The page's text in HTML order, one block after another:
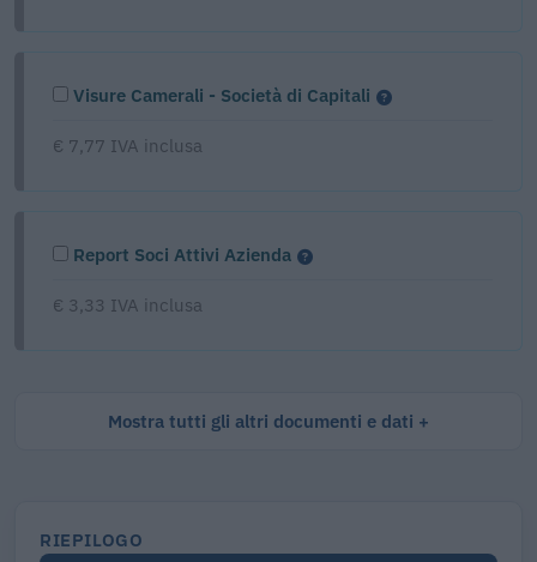
Visure Camerali - Società di Capitali
€ 7,77 IVA inclusa
Report Soci Attivi Azienda
€ 3,33 IVA inclusa
Mostra tutti gli altri documenti e dati
RIEPILOGO